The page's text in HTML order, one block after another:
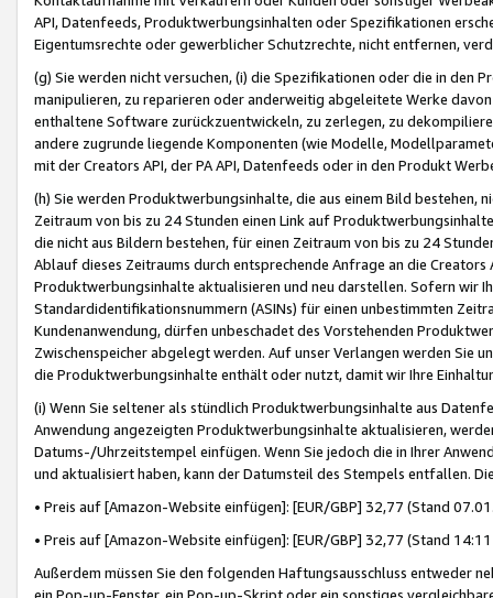
API, Datenfeeds, Produktwerbungsinhalten oder Spezifikationen
Eigentumsrechte oder gewerblicher Schutzrechte, nicht entfernen,
(g) Sie werden nicht versuchen, (i) die Spezifikationen oder die in
manipulieren, zu reparieren oder anderweitig abgeleitete Werke
enthaltene Software zurückzuentwickeln, zu zerlegen, zu
andere zugrunde liegende Komponenten (wie Modelle,
mit der Creators API, der PA API, Datenfeeds oder in den Produkt
(h) Sie werden Produktwerbungsinhalte, die aus einem Bild bestehen,
Zeitraum von bis zu 24 Stunden einen Link auf
die nicht aus Bildern bestehen, für einen Zeitraum von bis zu 24
Ablauf dieses Zeitraums durch entsprechende Anfrage an die
Produktwerbungsinhalte aktualisieren und neu darstellen. Sofern wir
Standardidentifikationsnummern (ASINs) für einen unbestimmten
Kundenanwendung, dürfen unbeschadet des Vorstehenden
Zwischenspeicher abgelegt werden. Auf unser Verlangen werden Sie
die Produktwerbungsinhalte enthält oder nutzt, damit wir Ihre
(i) Wenn Sie seltener als stündlich Produktwerbungsinhalte aus
Anwendung angezeigten Produktwerbungsinhalte aktualisieren,
Datums-/Uhrzeitstempel einfügen. Wenn Sie jedoch die in Ihrer
und aktualisiert haben, kann der Datumsteil des Stempels entfallen.
• Preis auf [Amazon-Website einfügen]: [EUR/GBP] 32,77 (Stand
• Preis auf [Amazon-Website einfügen]: [EUR/GBP] 32,77 (Stand
Außerdem müssen Sie den folgenden Haftungsausschluss entweder
ein Pop-up-Fenster, ein Pop-up-Skript oder ein sonstiges